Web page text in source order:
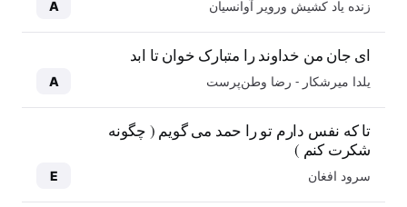
زنده یاد کشیش ورویر آوانسیان A
ای جان من خداوند را متبارک خوان تا ابد
یلدا میرشکار - رضا وطن‌پرست A
تا که نفس دارم تو را حمد می گویم ( چگونه
شکرت کنم )
سرود افغان E